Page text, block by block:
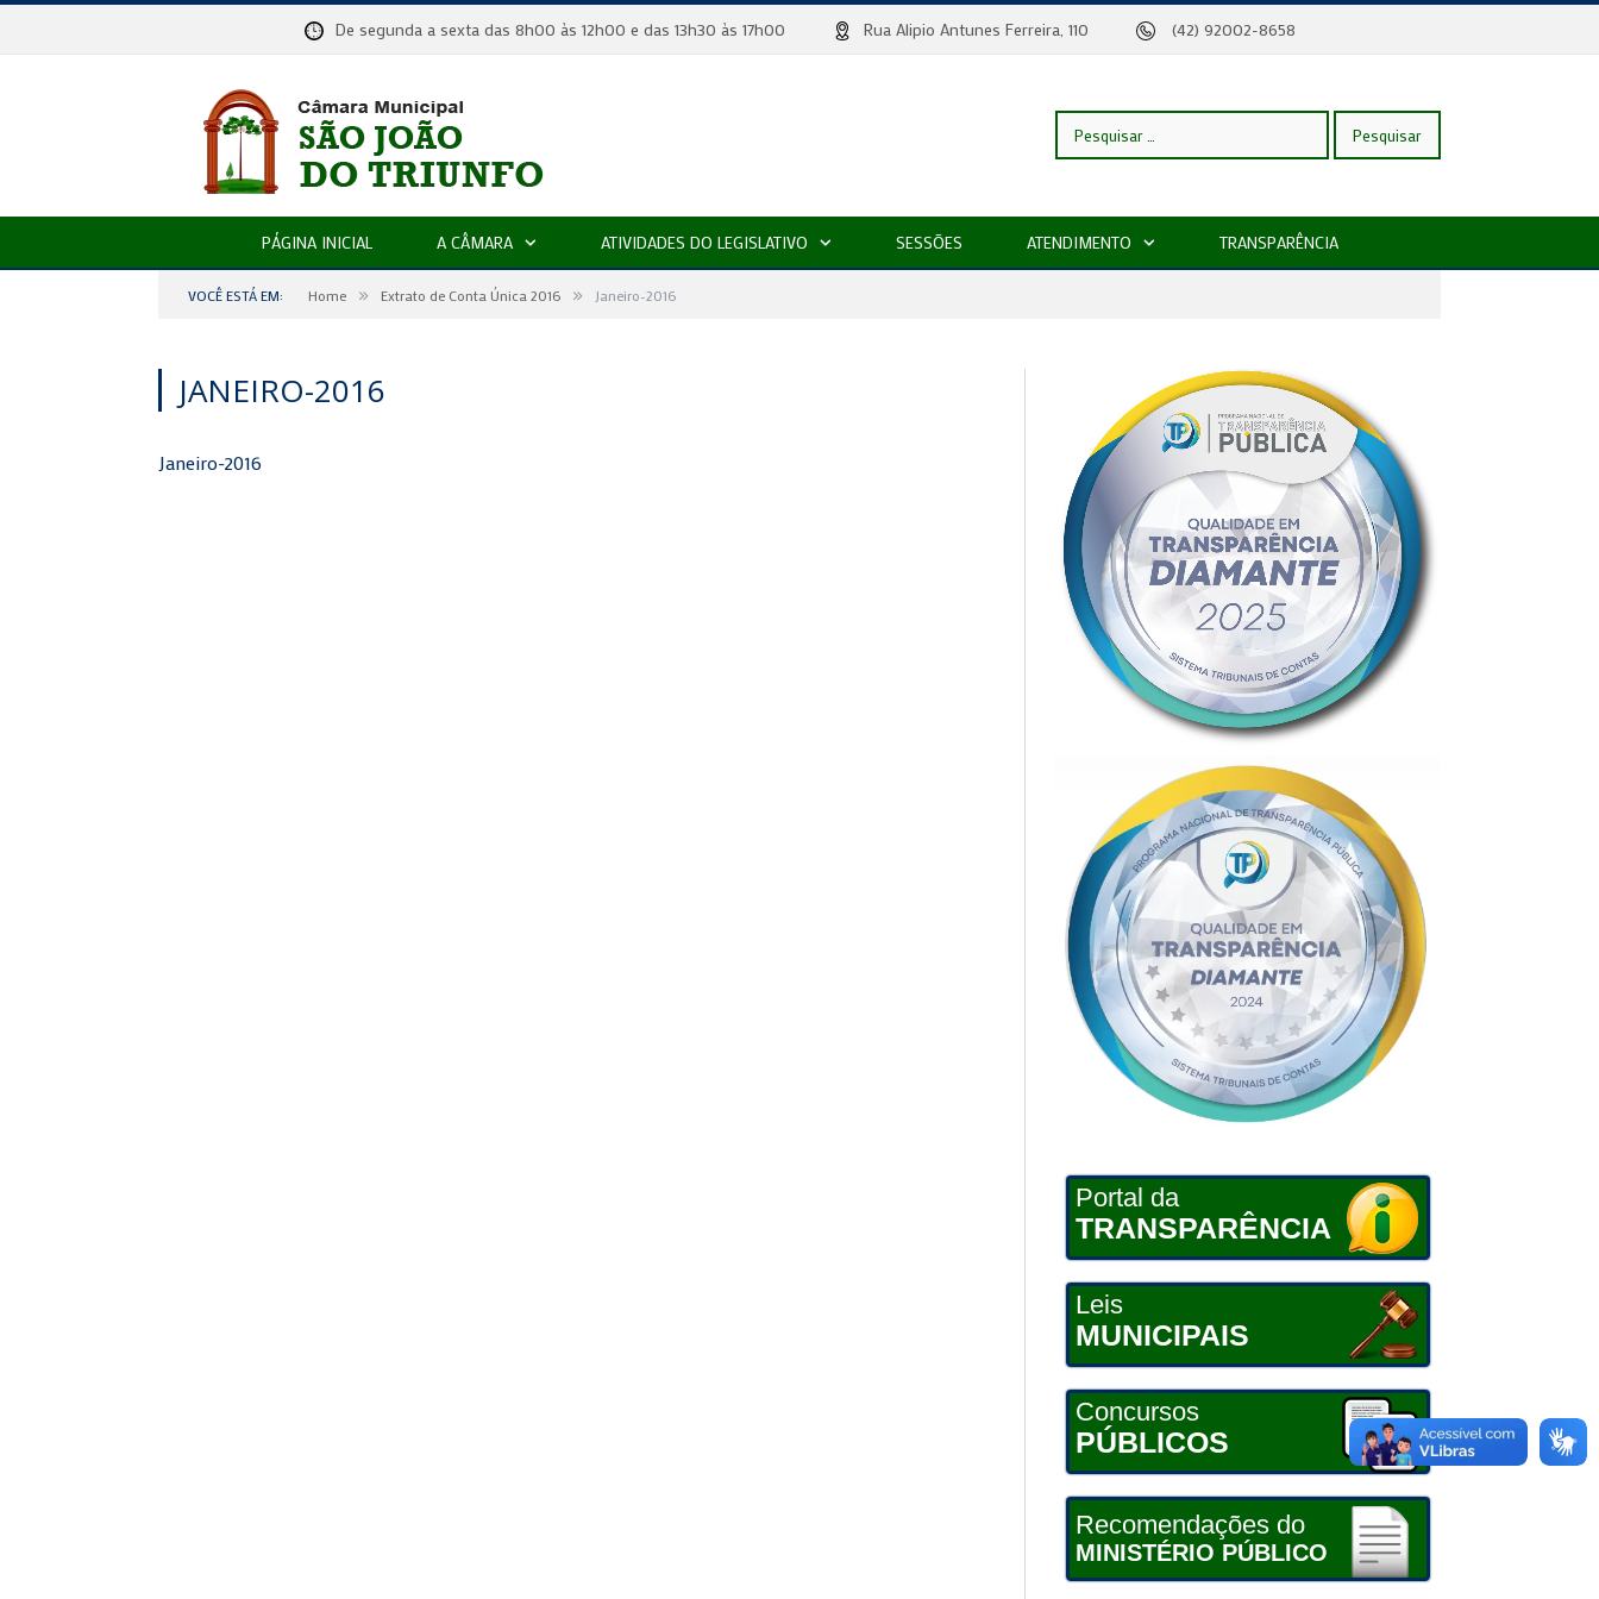
De segunda a sexta das 8h00 às 12h00 e das 13h30 às 17h00 Rua Alipio Antunes Ferreira, 110 (42) 92002-8658
Pesquisar
PÁGINA INICIAL A CÂMARA ATIVIDADES DO LEGISLATIVO SESSÕES ATENDIMENTO TRANSPARÊNCIA
VOCÊ ESTÁ EM: Home » Extrato de Conta Única 2016 » Janeiro-2016
JANEIRO-2016
Janeiro-2016
Portal da
TRANSPARÊNCIA
Leis
MUNICIPAIS
Concursos
PÚBLICOS
Recomendações do
MINISTÉRIO PÚBLICO